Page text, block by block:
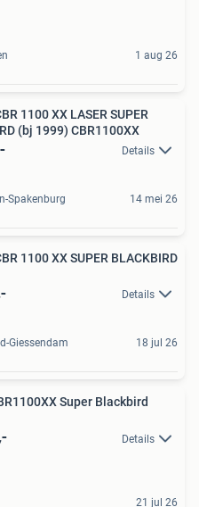
1 aug 26
1100 XX LASER SUPER
(bj 1999) CBR1100XX
Details
Spakenburg 14 mei 26
BLACKBIRD
Details
Giessendam 18 jul 26
Super Blackbird
Details
21 jul 26